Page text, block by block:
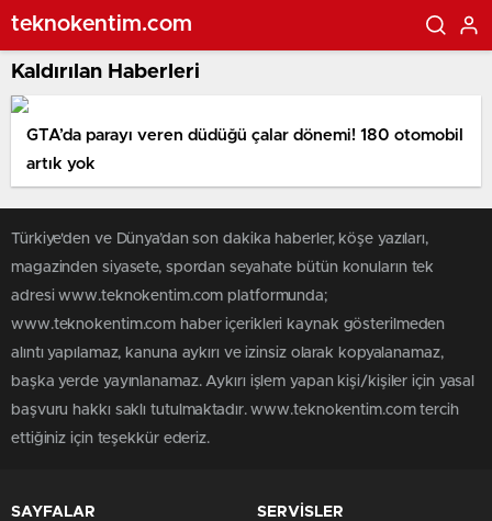
teknokentim.com
Kaldırılan Haberleri
GTA’da parayı veren düdüğü çalar dönemi! 180 otomobil
artık yok
Türkiye'den ve Dünya’dan son dakika haberler, köşe yazıları,
magazinden siyasete, spordan seyahate bütün konuların tek
adresi www.teknokentim.com platformunda;
www.teknokentim.com haber içerikleri kaynak gösterilmeden
alıntı yapılamaz, kanuna aykırı ve izinsiz olarak kopyalanamaz,
başka yerde yayınlanamaz. Aykırı işlem yapan kişi/kişiler için yasal
başvuru hakkı saklı tutulmaktadır. www.teknokentim.com tercih
ettiğiniz için teşekkür ederiz.
SAYFALAR SERVİSLER